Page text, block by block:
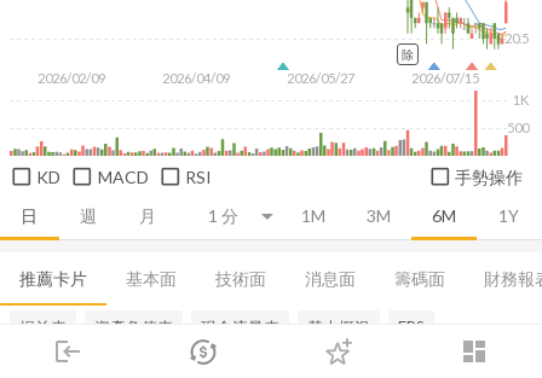
login dashboard
市場 登入
日 週 月 1M 3M 6M 1Y
2026/02/09 2026/04/09 2026/05/27 2026/07/15
20.5
500
1K
除
KD MACD RSI 手勢操作
推薦卡片 基本面 技術面 消息面 籌碼面 財務報
損益表 資產負債表 現金流量表 基本概況 EPS